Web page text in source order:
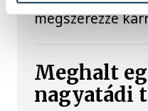
megszerezze
Meghalt
nagyatádi